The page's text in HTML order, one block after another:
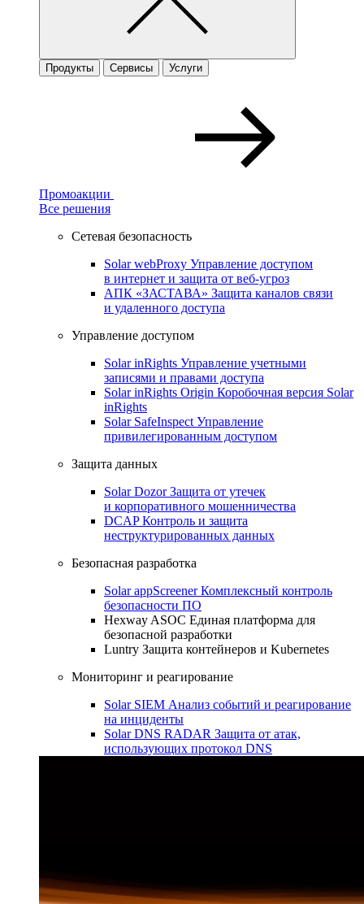
Продукты Сервисы Услуги
Промоакции
Все решения
Сетевая безопасность
Solar webProxy Управление доступом
в интернет и защита от веб-угроз
АПК «ЗАСТАВА» Защита каналов связи
и удаленного доступа
Управление доступом
Solar inRights Управление учетными
записями и правами доступа
Solar inRights Origin Коробочная версия Solar
inRights
Solar SafeInspect Управление
привилегированным доступом
Защита данных
Solar DozorЗащита от утечек
и корпоративного мошенничества
DCAPКонтроль и защита
неструктурированных данных
Безопасная разработка
Solar appScreenerКомплексный контроль
безопасности ПО
Hexway ASOC Единая платформа для
безопасной разработки
Luntry Защита контейнеров и Kubernetes
Мониторинг и реагирование
Solar SIEM Анализ событий и реагирование
на инциденты
Solar DNS RADAR Защита от атак,
использующих протокол DNS